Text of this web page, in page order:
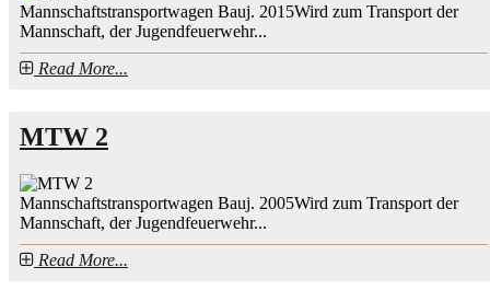
Mannschaftstransportwagen Bauj. 2015Wird zum Transport der
Mannschaft, der Jugendfeuerwehr...
Read More...
MTW 2
Mannschaftstransportwagen Bauj. 2005Wird zum Transport der
Mannschaft, der Jugendfeuerwehr...
Read More...